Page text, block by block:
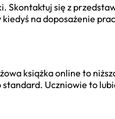
Skontaktuj się z
na doposażenie
książka online to
standard. Uczniowie to